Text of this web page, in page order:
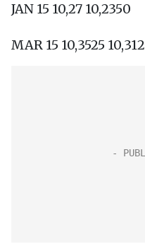
JAN 15 10,27 10,2350
MAR 15 10,3525